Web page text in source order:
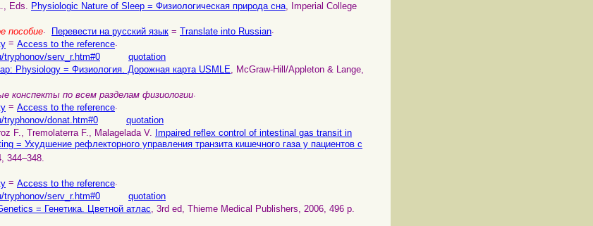
Eds. Physiologic Nature of Sleep = Физиологическая природа сна, Imperial College
пособие. Перевести на русский язык = Translate into Russian.
= Access to the reference.
tryphonov/serv_r.htm#0
quotation
Physiology = Физиология. Дорожная карта USMLE, McGraw-Hill/Appleton & Lange,
конспекты по всем разделам физиологии.
= Access to the reference.
tryphonov/donat.htm#0
quotation
F., Tremolaterra F., Malagelada V. Impaired reflex control of intestinal gas transit in
= Ухудшение рефлекторного управления транзита кишечного газа у пациентов с
344–348.
= Access to the reference.
tryphonov/serv_r.htm#0
quotation
= Генетика. Цветной атлас, 3rd ed, Thieme Medical Publishers, 2006, 496 p.